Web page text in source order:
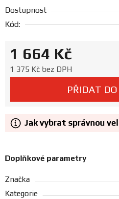
Prodejny
Dostupnost
Kód:
1 664 Kč
1 375 Kč bez DPH
PŘIDAT DO
Jak vybrat správnou
Doplňkové parametry
Značka
Kategorie